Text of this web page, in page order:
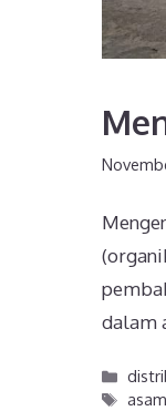
dalam